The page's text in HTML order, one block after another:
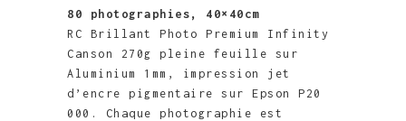
80 photographies, 40×40cm
RC Brillant Photo Premium Infinity
Canson 270g pleine feuille sur
Aluminium 1mm, impression jet
d’encre pigmentaire sur Epson P20
000. Chaque photographie est